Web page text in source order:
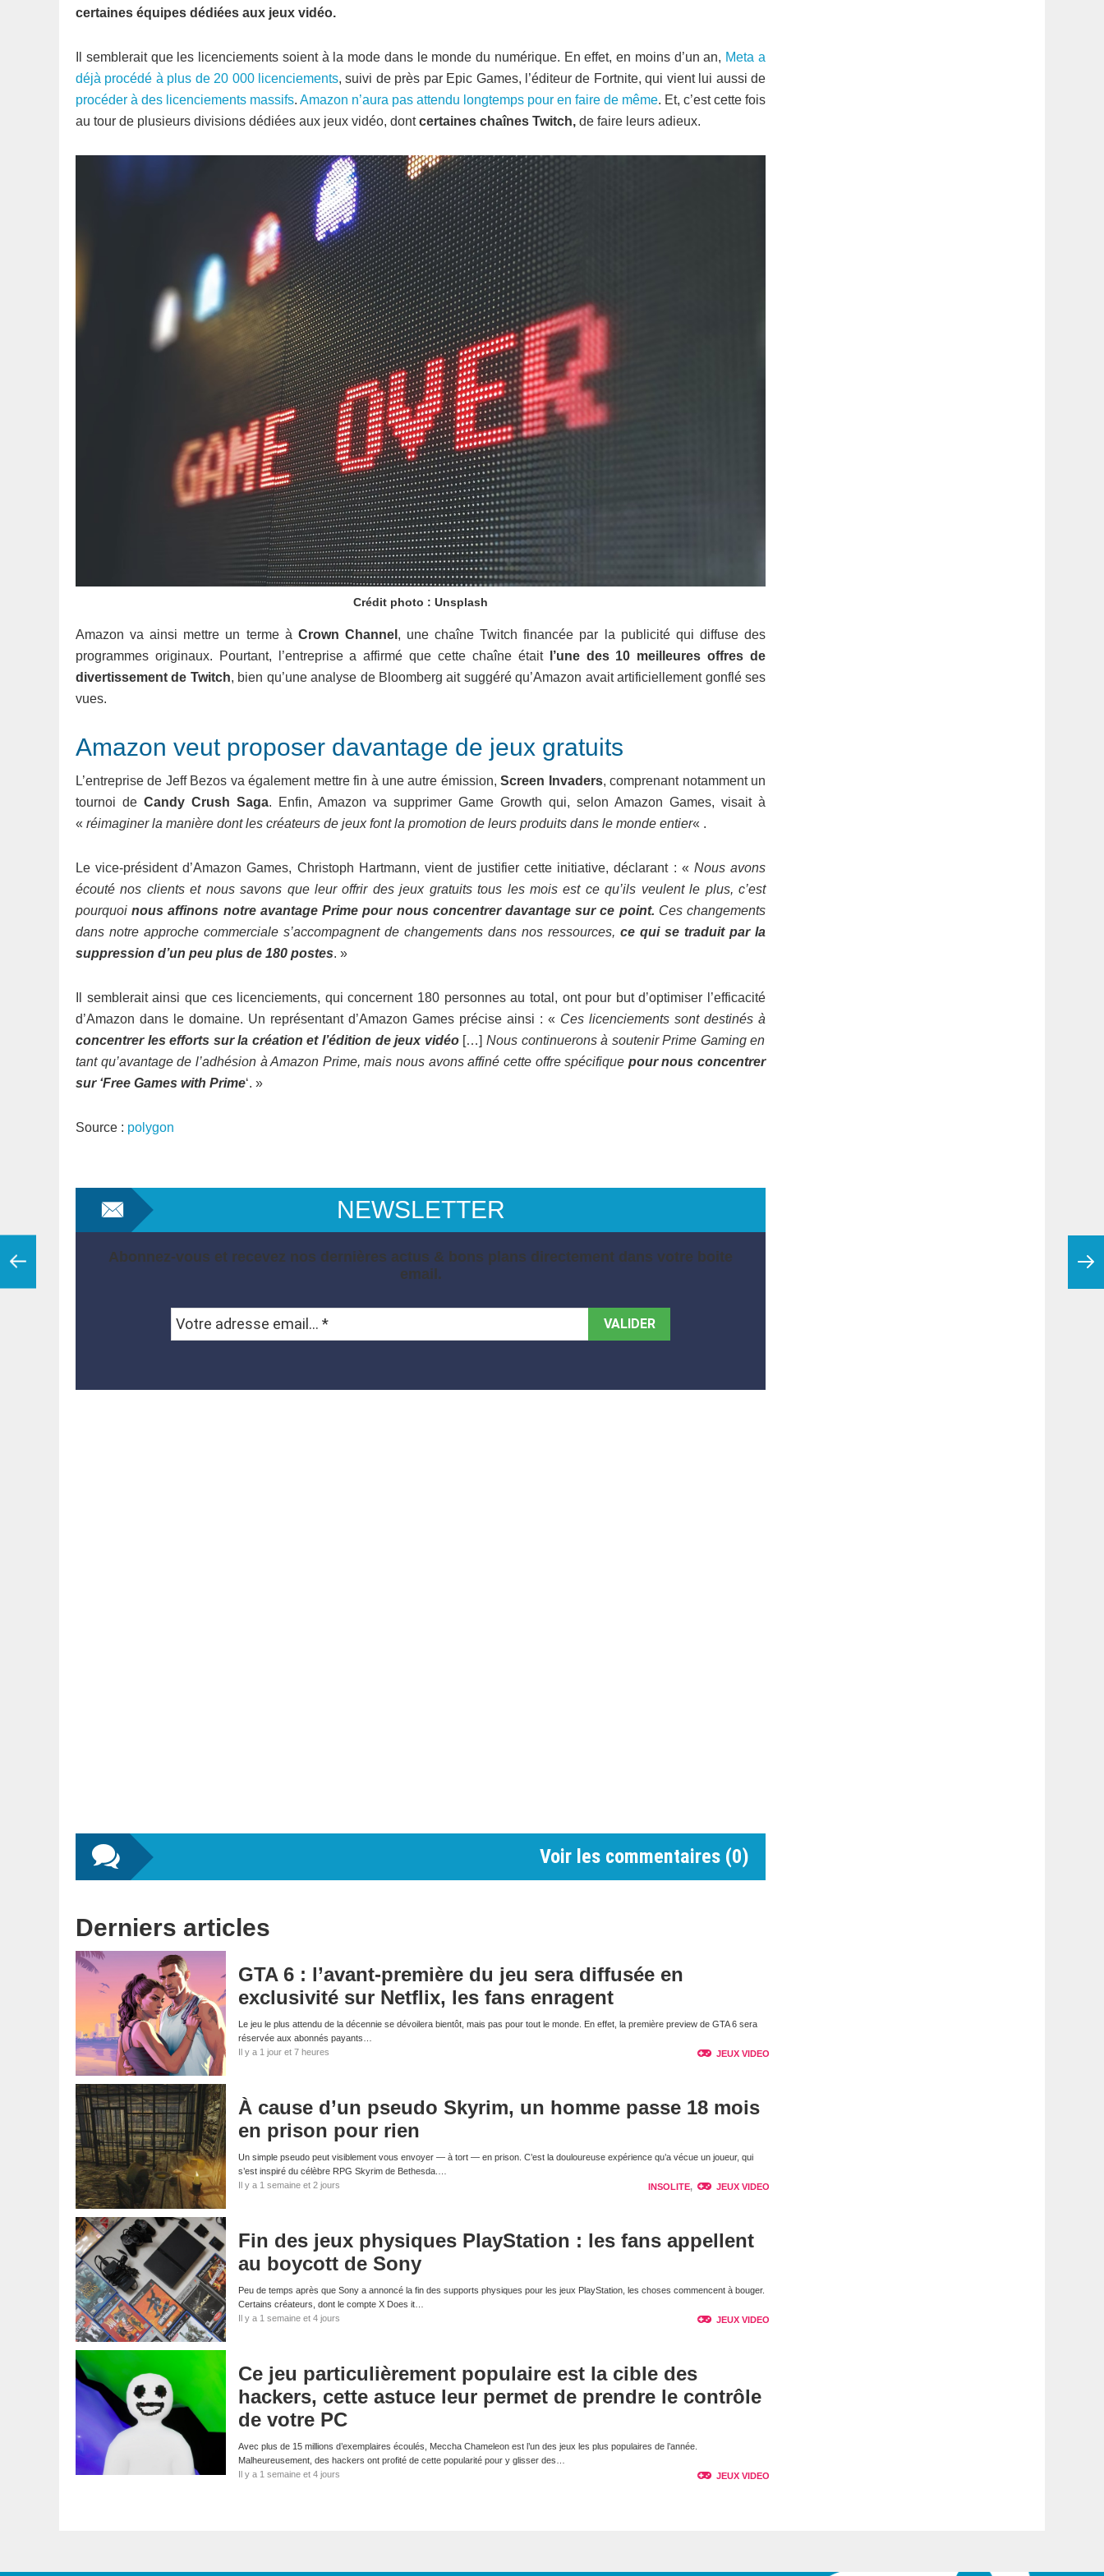
certaines équipes dédiées aux jeux vidéo.
Il semblerait que les licenciements soient à la mode dans le monde du numérique. En effet, en moins d’un an, Meta a
déjà procédé à plus de 20 000 licenciements, suivi de près par Epic Games, l’éditeur de Fortnite, qui vient lui aussi de
procéder à des licenciements massifs. Amazon n’aura pas attendu longtemps pour en faire de même. Et, c’est cette fois
au tour de plusieurs divisions dédiées aux jeux vidéo, dontcertaines chaînes Twitch, de faire leurs adieux.
Crédit photo : Unsplash
Amazon va ainsi mettre un terme à Crown Channel , une chaîne Twitch financée par la publicité qui diffuse des
programmes originaux. Pourtant, l’entreprise a affirmé que cette chaîne étaitl’une des 10 meilleures offres de
divertissement de Twitch, bien qu’une analyse de Bloomberg ait suggéré qu’Amazon avait artificiellement gonflé ses
vues.
Amazon veut proposer davantage de jeux gratuits
L’entreprise de Jeff Bezos va également mettre fin à une autre émission,Screen Invaders, comprenant notamment un
tournoi de Candy Crush Saga. Enfin, Amazon va supprimer Game Growth qui, selon Amazon Games, visait à
« réimaginer la manière dont les créateurs de jeux font la promotion de leurs produits dans le monde entier« .
Le vice-président d’Amazon Games, Christoph Hartmann, vient de justifier cette initiative, déclarant : « Nous avons
écouté nos clients et nous savons que leur offrir des jeux gratuits tous les mois est ce qu’ils veulent le plus, c’est
pourquoinous affinons notre avantage Prime pour nous concentrer davantage sur ce point. Ces changements
dans notre approche commerciale s’accompagnent de changements dans nos ressources, ce qui se traduit par la
suppression d’un peu plus de 180 postes. »
Il semblerait ainsi que ces licenciements, qui concernent 180 personnes au total, ont pour but d’optimiser l’efficacité
d’Amazon dans le domaine. Un représentant d’Amazon Games précise ainsi : « Ces licenciements sont destinés à
concentrer les efforts sur la création et l’édition de jeux vidéo[…] Nous continuerons à soutenir Prime Gaming en
tant qu’avantage de l’adhésion à Amazon Prime, mais nous avons affiné cette offre spécifique pour nous concentrer
sur ‘Free Games with Prime‘. »
Source : polygon
NEWSLETTER
Abonnez-vous et recevez nos dernières actus & bons plans directement dans votre boite
email.
Voir les commentaires (0)
Derniers articles
GTA 6 : l’avant-première du jeu sera diffusée en
exclusivité sur Netflix, les fans enragent
Le jeu le plus attendu de la décennie se dévoilera bientôt, mais pas pour tout le monde. En effet, la première preview de GTA 6 sera
réservée aux abonnés payants…
Il y a 1 jour et 7 heures
JEUX VIDEO
À cause d’un pseudo Skyrim, un homme passe 18 mois
en prison pour rien
Un simple pseudo peut visiblement vous envoyer — à tort — en prison. C’est la douloureuse expérience qu’a vécue un joueur, qui
s’est inspiré du célèbre RPG Skyrim de Bethesda.…
Il y a 1 semaine et 2 jours
INSOLITE, JEUX VIDEO
Fin des jeux physiques PlayStation : les fans appellent
au boycott de Sony
Peu de temps après que Sony a annoncé la fin des supports physiques pour les jeux PlayStation, les choses commencent à bouger.
Certains créateurs, dont le compte X Does it…
Il y a 1 semaine et 4 jours
JEUX VIDEO
Ce jeu particulièrement populaire est la cible des
hackers, cette astuce leur permet de prendre le contrôle
de votre PC
Avec plus de 15 millions d’exemplaires écoulés, Meccha Chameleon est l’un des jeux les plus populaires de l’année.
Malheureusement, des hackers ont profité de cette popularité pour y glisser des…
Il y a 1 semaine et 4 jours
JEUX VIDEO